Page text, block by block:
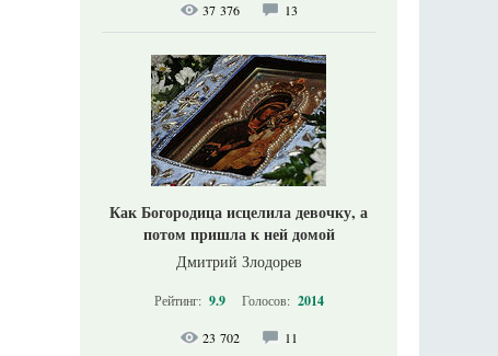
37 376 13
Как Богородица исцелила девочку, а
потом пришла к ней домой
Дмитрий Злодорев
Рейтинг: 9.9 Голосов: 2014
23 702 11